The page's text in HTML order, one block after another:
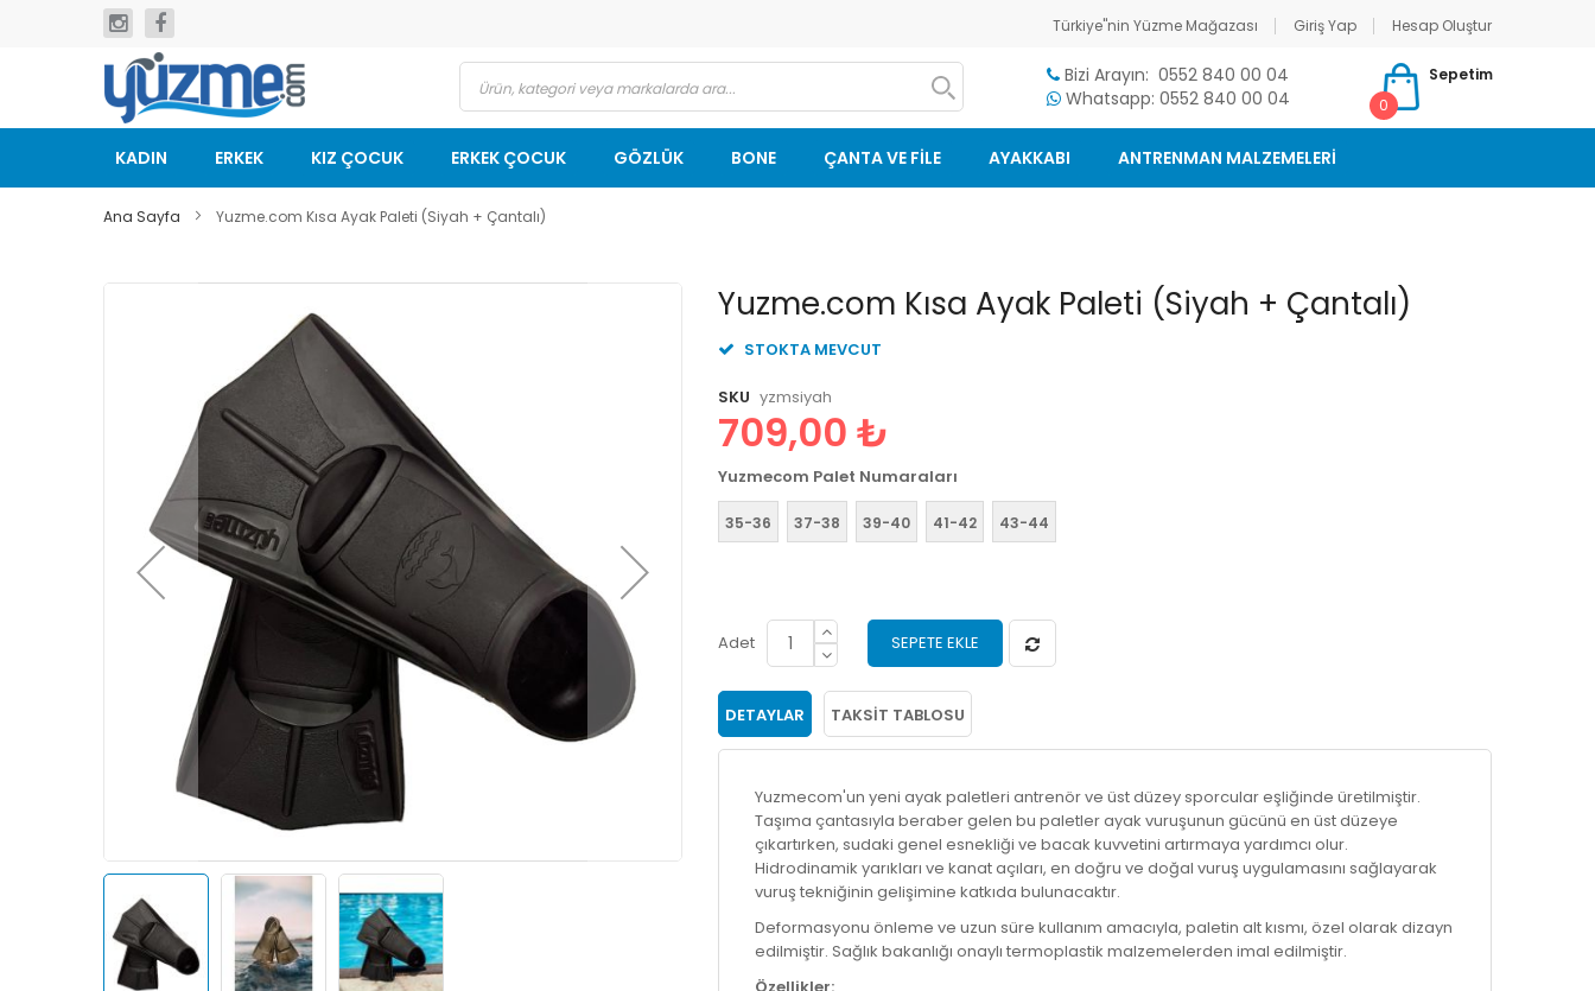
Türkiye"nin Yüzme Mağazası Giriş Yap
Hesap Oluştur
geç
Bizi Arayın: 0552 840 00 04
Whatsapp: 0552 840 00 04
Sepetim
0
KADIN ERKEK KIZ ÇOCUK ERKEK ÇOCUK GÖZLÜK BONE ÇANTA VE FİLE AYAKKABI ANTRENMAN MALZEMELERİ
Ana Sayfa Yuzme.com Kısa Ayak Paleti (Siyah + Çantalı)
Yuzme.com Kısa Ayak Paleti (Siyah + Çantalı)
STOKTA MEVCUT
SKU yzmsiyah
709,00 ₺
Yuzmecom Palet Numaraları
35-36 37-38 39-40 41-42 43-44
Adet SEPETE EKLE
DETAYLAR TAKSIT TABLOSU
Yuzmecom'un yeni ayak paletleri antrenör ve üst düzey sporcular eşliğinde üretilmiştir.
Taşıma çantasıyla beraber gelen bu paletler ayak vuruşunun gücünü en üst düzeye
çıkartırken, sudaki genel esnekliği ve bacak kuvvetini artırmaya yardımcı olur.
Hidrodinamik yarıkları ve kanat açıları, en doğru ve doğal vuruş uygulamasını sağlayarak
vuruş tekniğinin gelişimine katkıda bulunacaktır.
Deformasyonu önleme ve uzun süre kullanım amacıyla, paletin alt kısmı, özel olarak dizayn
edilmiştir. Sağlık bakanlığı onaylı termoplastik malzemelerden imal edilmiştir.
Resim
galerisinin
başlangıcına